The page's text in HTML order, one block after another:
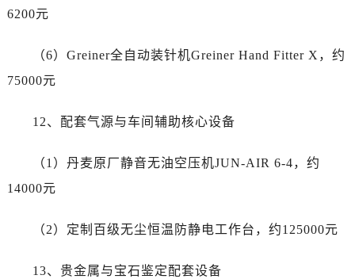
云南省昆明市盘龙区北京路928号同德昆明广场写字楼10层06室百达翡丽售后服务中心（需提前预约）
台州市椒江区东海大道1800号腾达中心东1幢20楼2002室百达翡丽售后服务中心（需提前预约）
节假日正常营业！
6200元
（6）Greiner全自动装针机Greiner Hand Fitter X，约
75000元
12、配套气源与车间辅助核心设备
（1）丹麦原厂静音无油空压机JUN-AIR 6-4，约
14000元
（2）定制百级无尘恒温防静电工作台，约125000元
13、贵金属与宝石鉴定配套设备